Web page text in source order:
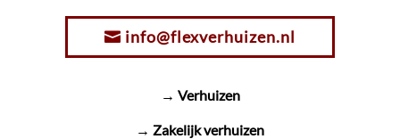
info@flexverhuizen.nl
→ Verhuizen
→ Zakelijk verhuizen